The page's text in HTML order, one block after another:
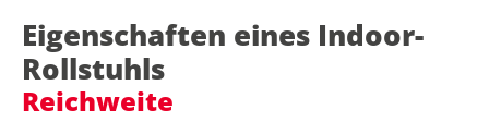
Eigenschaften eines Indoor-
Rollstuhls
Reichweite